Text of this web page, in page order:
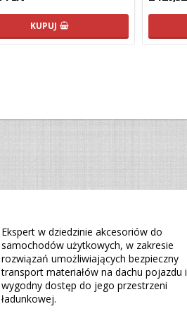
KUPUJ
Ekspert w dziedzinie akcesoriów do
samochodów użytkowych, w zakresie
rozwiązań umożliwiających bezpieczny
transport materiałów na dachu pojazdu i
wygodny dostęp do jego przestrzeni
ładunkowej.